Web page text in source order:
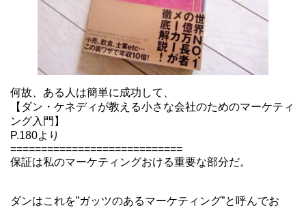
何故、ある人は簡単に成功して、
【ダン・ケネディが教える小さな会社のためのマーケティ
ング入門】
P.180より
============================
保証は私のマーケティングおける重要な部分だ。
ダンはこれを”ガッツのあるマーケティング”と呼んでお